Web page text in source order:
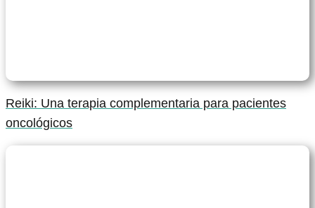
Reiki: Una terapia complementaria para pacientes
oncológicos